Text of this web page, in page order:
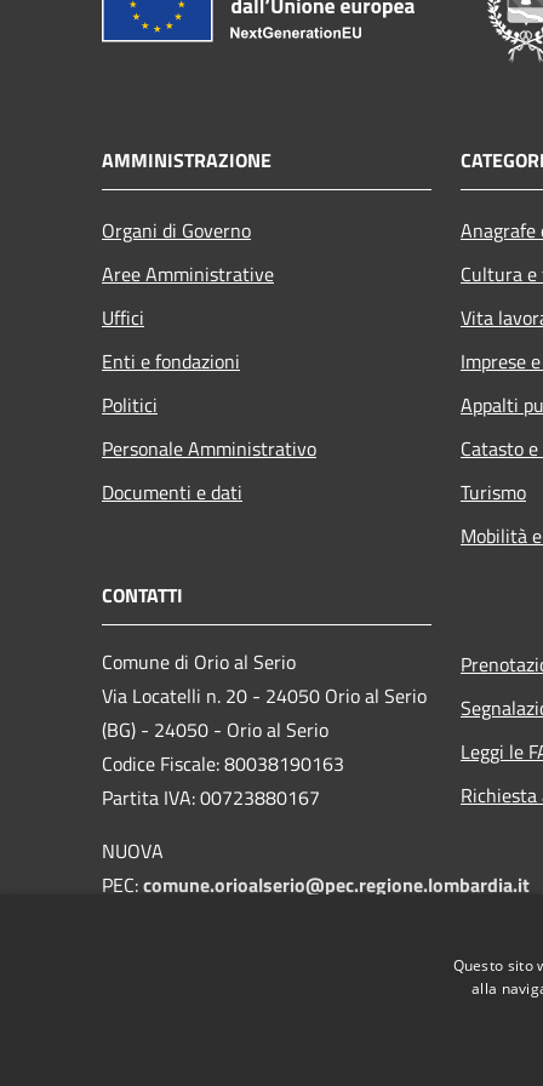
AMMINISTRAZIONE
Organi di Governo
Aree Amministrative
Uffici
Enti e fondazioni
Politici
Personale Amministrativo
Documenti e dati
Cultura
Vita
Imprese
Appalti
Catasto
Turismo
Mobilità
CONTATTI
Comune di Orio al Serio
Via Locatelli n. 20 - 24050 Orio al Serio
(BG) - 24050 - Orio al Serio
Codice Fiscale: 80038190163
Partita IVA: 00723880167
NUOVA
PEC:comune.orioalserio@pec.regione.lombardia.it
Leggi le
Questo sito
alla